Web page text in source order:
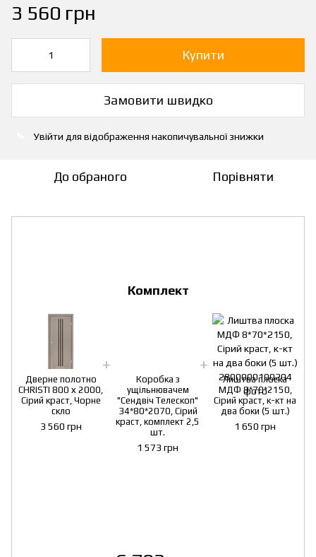
3 560 грн
Купити
Замовити швидко
Увійти для відображення накопичувальної знижки
До обраного Порівняти
Комплект
Дверне полотно
CHRISTI 800 х 2000,
Сірий краст, Чорне
скло
3 560 грн
Коробка з
ущільнювачем
"Сендвіч Телескоп"
34*80*2070, Сірий
краст, комплект 2,5
шт.
1 573 грн
Лиштва плоска
МДФ 8*70*2150,
Сірий краст, к-кт на
два боки (5 шт.)
1 650 грн